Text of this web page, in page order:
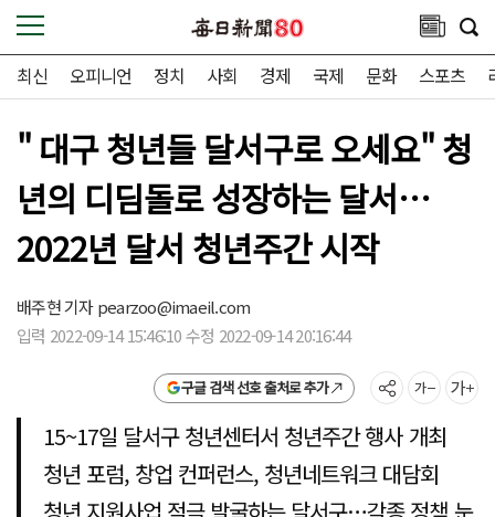
최신 오피니언 정치 사회 경제 국제 문화 스포츠
" 대구 청년들 달서구로 오세요" 청
년의 디딤돌로 성장하는 달서…
2022년 달서 청년주간 시작
배주현 기자pearzoo@imaeil.com
입력 2022-09-14 15:46:10 수정 2022-09-14 20:16:44
구글 검색 선호 출처로 추가
15~17일 달서구 청년센터서 청년주간 행사 개최
청년 포럼, 창업 컨퍼런스, 청년네트워크 대담회